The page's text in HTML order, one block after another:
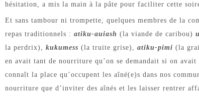
hésitation, a mis la main à la pâte pour faciliter cette
Et sans tambour ni trompette, quelques membres de la
repas traditionnels : atiku-auiash (la viande de caribou)
la perdrix), kukumess (la truite grise), atiku-pimi (la
en avait tant de nourriture qu’on se demandait si on avait
connaît la place qu’occupent les aîné(e)s dans nos
nourriture que d’inviter des aînés et les laisser rentrer